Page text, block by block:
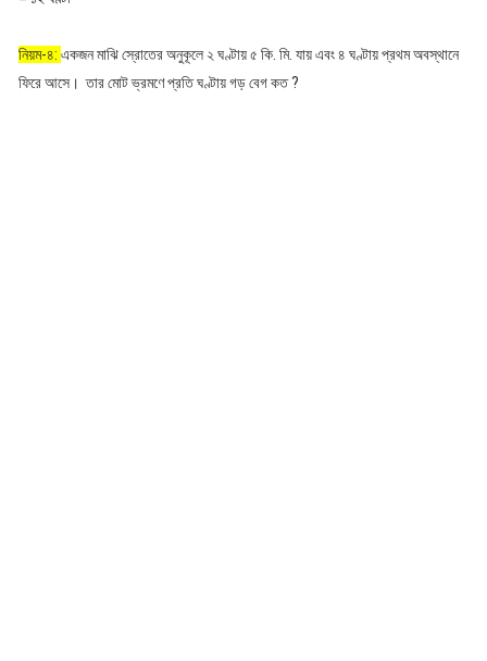
নিয়ম-৪: একজন মাঝি স্রোতের অনুকূলে ২ ঘণ্টায় ৫ কি. মি. যায় এবং ৪ ঘণ্টায় প্রথম অবস্থানে
ফিরে আসে। তার মোট ভ্রমণে প্রতি ঘণ্টায় গড় বেগ কত ?